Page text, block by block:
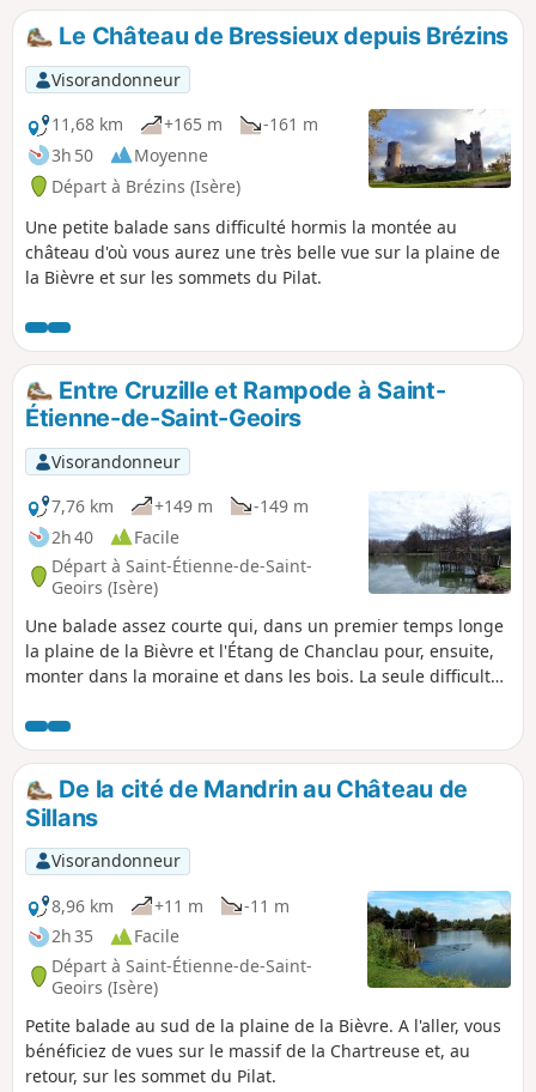
Le Château de Bressieux depuis Brézins
Visorandonneur
11,68 km
+165 m
-161 m
3h 50
Moyenne
Départ à Brézins (Isère)
Une petite balade sans difficulté hormis la montée au
château d'où vous aurez une très belle vue sur la plaine de
la Bièvre et sur les sommets du Pilat.
Entre Cruzille et Rampode à Saint-
Étienne-de-Saint-Geoirs
Visorandonneur
7,76 km
+149 m
-149 m
2h 40
Facile
Départ à Saint-Étienne-de-Saint-
Geoirs (Isère)
Une balade assez courte qui, dans un premier temps longe
la plaine de la Bièvre et l'Étang de Chanclau pour, ensuite,
monter dans la moraine et dans les bois. La seule difficulté
De la cité de Mandrin au Château de
Sillans
Visorandonneur
8,96 km
+11 m
-11 m
2h 35
Facile
Départ à Saint-Étienne-de-Saint-
Geoirs (Isère)
Petite balade au sud de la plaine de la Bièvre. A l'aller, vous
bénéficiez de vues sur le massif de la Chartreuse et, au
retour, sur les sommet du Pilat.